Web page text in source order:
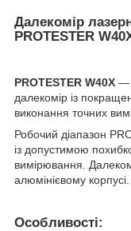
Далекомір
PROTESTER
PROTESTER W40X —
далекомір із
виконання точних
Робочий діапазон
із допустимою
вимірювання.
алюмінієвому корпусі.
Особливості: